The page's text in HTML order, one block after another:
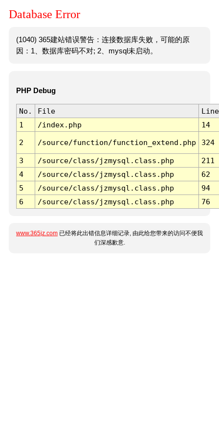
Database Error
(1040) 365建站错误警告：连接数据库失败，可能的原
因：1、数据库密码不对; 2、mysql未启动。
PHP Debug
No. File
Line
1
/index.php 14
2 /source/function/function_extend.php 324
3 /source/class/jzmysql.class.php
211
4
/source/class/jzmysql.class.php
62
5
/source/class/jzmysql.class.php
94
6
/source/class/jzmysql.class.php 76
www.365jz.com 已经将此出错信息详细记录, 由此给您带来的访问不便我
们深感歉意.